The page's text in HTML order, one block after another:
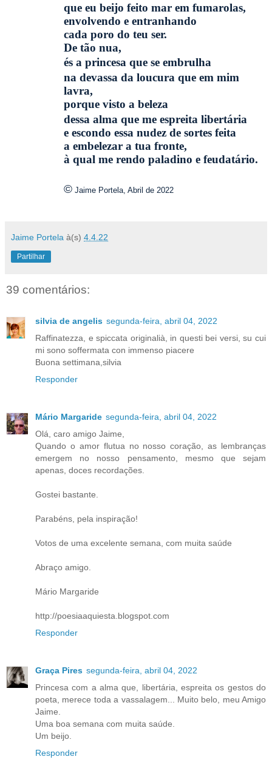
que eu beijo feito mar em fumarolas,
envolvendo e entranhando
cada poro do teu ser.
De tão nua,
és a princesa que se embrulha
na devassa da loucura que em mim
lavra,
porque visto a beleza
dessa alma que me espreita libertária
e escondo essa nudez de sortes feita
a embelezar a tua fronte,
à qual me rendo paladino e feudatário.
©Jaime Portela, Abril de 2022
Jaime Portela à(s) 4.4.22
Partilhar
39 comentários:
silvia de angelis segunda-feira, abril 04, 2022
Raffinatezza, e spiccata originalià, in questi bei versi, su cui
mi sono soffermata con immenso piacere
Buona settimana,silvia
Responder
Mário Margaride segunda-feira, abril 04, 2022
Olá, caro amigo Jaime,
Quando o amor flutua no nosso coração, as lembranças
emergem no nosso pensamento, mesmo que sejam
apenas, doces recordações.
Gostei bastante.
Parabéns, pela inspiração!
Votos de uma excelente semana, com muita saúde
Abraço amigo.
Mário Margaride
http://poesiaaquiesta.blogspot.com
Responder
Graça Pires segunda-feira, abril 04, 2022
Princesa com a alma que, libertária, espreita os gestos do
poeta, merece toda a vassalagem... Muito belo, meu Amigo
Jaime.
Uma boa semana com muita saúde.
Um beijo.
Responder